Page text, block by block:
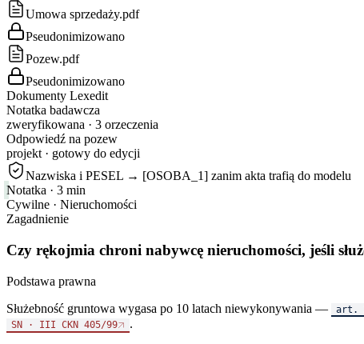
Umowa sprzedaży.pdf
Pseudonimizowano
Pozew.pdf
Pseudonimizowano
Dokumenty Lexedit
Notatka badawcza
zweryfikowana · 3 orzeczenia
Odpowiedź na pozew
projekt · gotowy do edycji
Nazwiska i PESEL → [OSOBA_1] zanim akta trafią do modelu
Notatka · 3 min
Cywilne · Nieruchomości
Zagadnienie
Czy rękojmia chroni nabywcę nieruchomości, jeśli
Podstawa prawna
Służebność gruntowa wygasa po 10 latach niewykonywania —
art.
SN · III CKN 405/99 .